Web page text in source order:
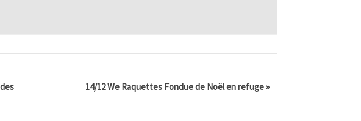
14/12 We Raquettes Fondue de Noël en refuge»